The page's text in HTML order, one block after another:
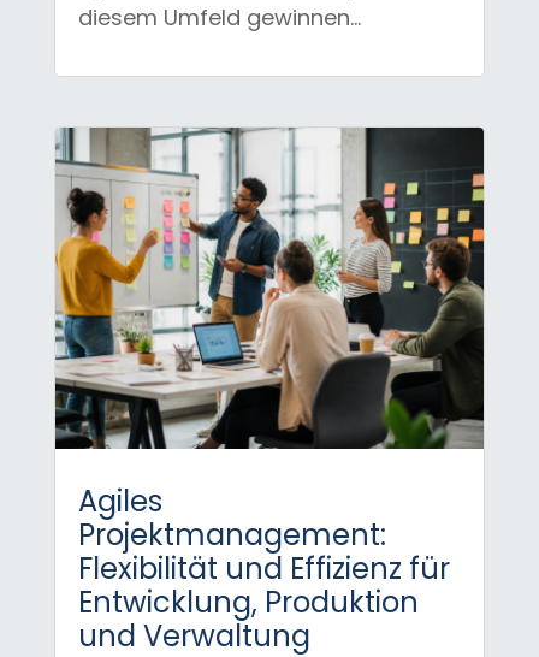
diesem Umfeld gewinnen...
Agiles
Projektmanagement:
Flexibilität und Effizienz für
Entwicklung, Produktion
und Verwaltung